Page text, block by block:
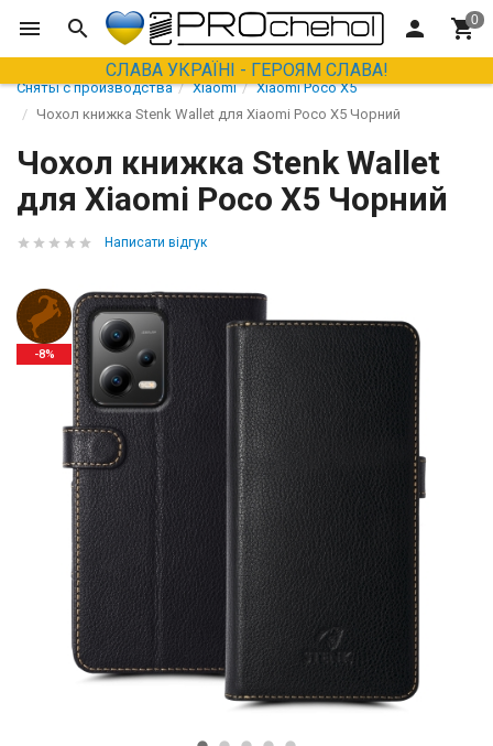
СЛАВА УКРАЇНІ - ГЕРОЯМ СЛАВА!
Сняты с производства Xiaomi
Xiaomi Poco X5
Чохол книжка Stenk Wallet для Xiaomi Poco X5 Чорний
Чохол книжка Stenk Wallet
для Xiaomi Poco X5 Чорний
Написати відгук
-8%